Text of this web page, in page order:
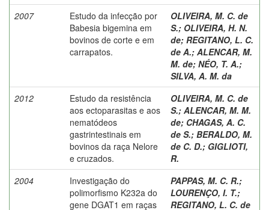
2007
Estudo da infecção por
Babesia bigemina em
bovinos de corte e em
carrapatos.
OLIVEIRA, M. C. de
S.; OLIVEIRA, H. N.
de; REGITANO, L. C.
de A.; ALENCAR, M.
M. de; NÉO, T. A.;
SILVA, A. M. da
2012
Estudo da resistência
aos ectoparasitas e aos
nematódeos
gastrintestinais em
bovinos da raça Nelore
e cruzados.
OLIVEIRA, M. C. de
S.; ALENCAR, M. M.
de; CHAGAS, A. C.
de S.; BERALDO, M.
de C. D.; GIGLIOTI,
R.
2004
Investigação do
polimorfismo K232a do
gene DGAT1 em raças
PAPPAS, M. C. R.;
LOURENÇO, I. T.;
REGITANO, L. C. de